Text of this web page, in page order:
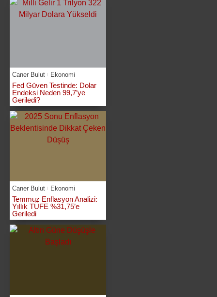
Caner Bulut Ekonomi
Fed Güven Testinde: Dolar
Endeksi Neden 99,7’ye
Geriledi?
Caner Bulut Ekonomi
Temmuz Enflasyon Analizi:
Yıllık TÜFE %31,75’e
Geriledi